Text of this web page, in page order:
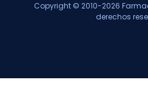
Copyright © 2010-2026
derechos